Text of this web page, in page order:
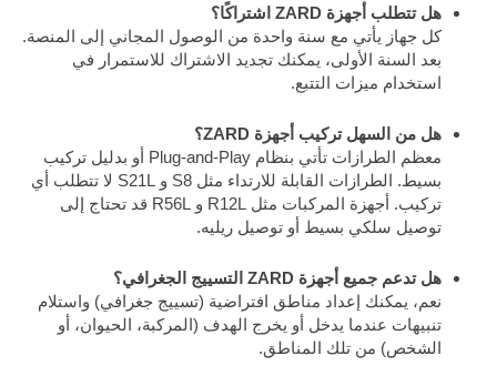
هل تتطلب أجهزة ZARD اشتراكًا؟
كل جهاز يأتي مع سنة واحدة من الوصول المجاني إلى المنصة.
بعد السنة الأولى، يمكنك تجديد الاشتراك للاستمرار في
استخدام ميزات التتبع.
هل من السهل تركيب أجهزة ZARD؟
معظم الطرازات تأتي بنظام Plug-and-Play أو بدليل تركيب
بسيط. الطرازات القابلة للارتداء مثل S8 و S21L لا تتطلب أي
تركيب. أجهزة المركبات مثل R12L و R56L قد تحتاج إلى
توصيل سلكي بسيط أو توصيل ريليه.
هل تدعم جميع أجهزة ZARD التسييج الجغرافي؟
نعم، يمكنك إعداد مناطق افتراضية (تسييج جغرافي) واستلام
تنبيهات عندما يدخل أو يخرج الهدف (المركبة، الحيوان، أو
الشخص) من تلك المناطق.